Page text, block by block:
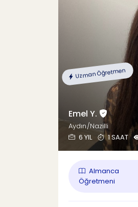
Uzman Öğretmen
Emel Y.
Aydın/Nazilli
6 YIL
1 SAAT
Almanca
Öğretmeni